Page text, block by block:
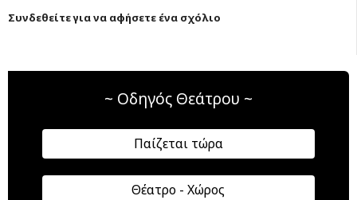
Συνδεθείτε για να αφήσετε ένα σχόλιο
~ Οδηγός Θεάτρου ~
Παίζεται τώρα
Θέατρο - Χώρος